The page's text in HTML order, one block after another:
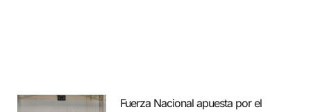
Fuerza Nacional apuesta por el